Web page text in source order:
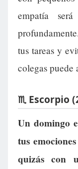
empatía
tus tareas y
colegas puede
♏ Escorpio
Un domingo
tus
quizás con